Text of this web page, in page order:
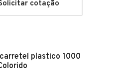
cotação
plastico 1000